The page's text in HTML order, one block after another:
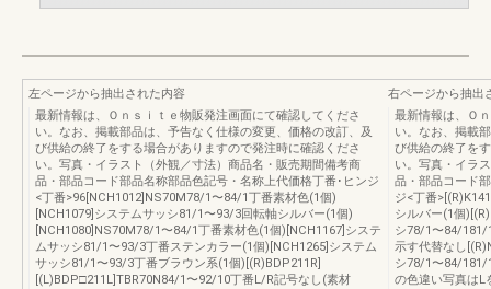
左ページから抽出された内容
最新情報は、Ｏｎｓｉｔｅ物販発注画面にて確認してくださ
い。なお、掲載部品は、予告なく仕様の変更、価格の改訂、及
び供給の終了をする場合がありますので発注時に確認くださ
い。写真・イラスト（外観／寸法）商品名・販売期間備考商
品・部品コード部品名称部品色記号・名称上代価格丁番･ヒンジ
<丁番>96[NCH1012]NS70M78/1〜84/1丁番素材色(1個)
[NCH1079]システムサッシ81/1〜93/3回転軸シルバー(1個)
[NCH1080]NS70M78/1〜84/1丁番素材色(1個)[NCH1167]システ
ムサッシ81/1〜93/3丁番ステンカラー(1個)[NCH1265]システム
サッシ81/1〜93/3丁番ブラウン系(1個)[(R)BDP211R]
[(L)BDP□211L]TBR70N84/1〜92/10丁番L/R記号なし(素材
右ページから抽出
最新情報は、Ｏ
い。なお、掲載
び供給の終了を
い。写真・イラ
品・部品コード
ジ<丁番
シルバー(1個
シ78/1〜84/181/
示す代替なし
シ78/1〜84/181/
の色違い写真はL